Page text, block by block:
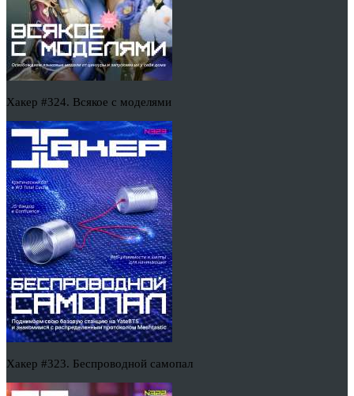
Хакер #324. Всякое с моделями
Хакер #323. Беспроводной самопал